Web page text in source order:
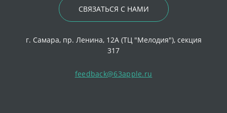
СВЯЗАТЬСЯ С НАМИ
г. Самара, пр. Ленина, 12А (ТЦ "Мелодия"), секция
317
feedback@63apple.ru